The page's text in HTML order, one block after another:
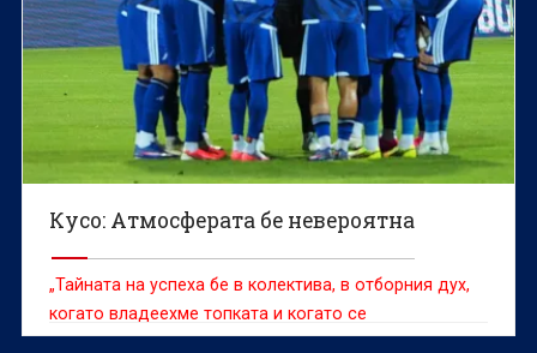
Кусо: Атмосферата бе невероятна
„Тайната на успеха бе в колектива, в отборния дух,
когато владеехме топката и когато се
защитавахме.“